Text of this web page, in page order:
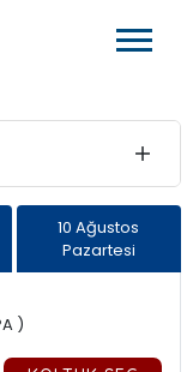
10 Ağustos
Pazartesi
)